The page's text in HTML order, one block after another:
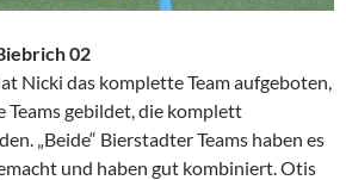
02
Nicki das komplette Team aufgeboten,
Teams gebildet, die komplett
„Beide“ Bierstadter Teams haben es
und haben gut kombiniert. Otis